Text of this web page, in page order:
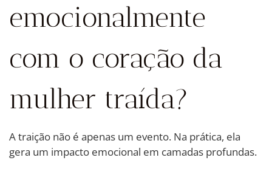
emocionalmente
com o coração da
mulher traída?
A traição não é apenas um evento. Na prática, ela
gera um impacto emocional em camadas profundas.